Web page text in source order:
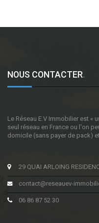
NOUS CONTACTER.
Le Réseau E.V Immobilier est «
seul réseau en France ou l'on
domicile (sans payer de pack)
29 QUAI ARLOING
contact@reseauev-
06 86 87 52 30